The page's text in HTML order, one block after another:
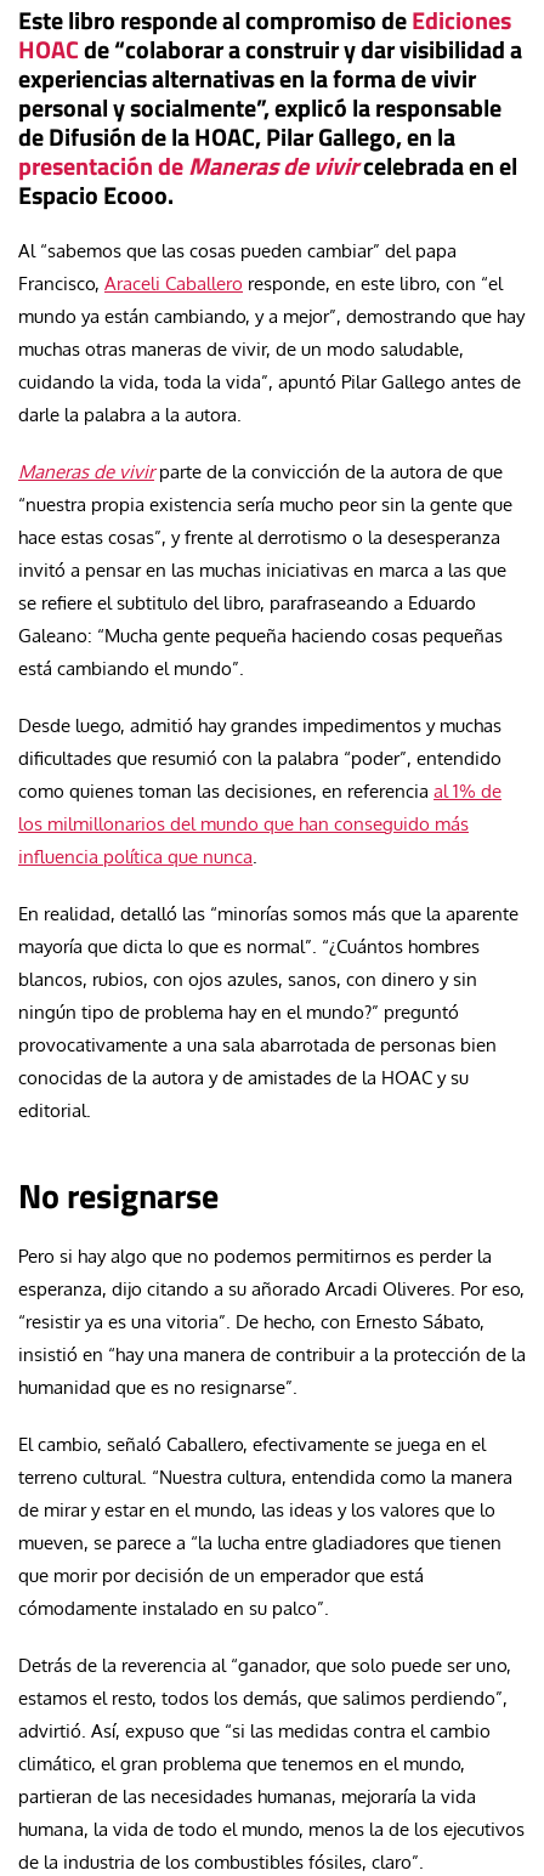
Este libro responde al compromiso deEdiciones
HOACde “colaborar a construir y dar visibilidad a
experiencias alternativas en la forma de vivir
personal y socialmente”, explicó la responsable
de Difusión de la HOAC, Pilar Gallego, en la
presentación deManeras de vivircelebrada en el
Espacio Ecooo.
Al “sabemos que las cosas pueden cambiar” del papa
Francisco, Araceli Caballero responde, en este libro, con “el
mundo ya están cambiando, y a mejor”, demostrando que hay
muchas otras maneras de vivir, de un modo saludable,
cuidando la vida, toda la vida”, apuntó Pilar Gallego antes de
darle la palabra a la autora.
Maneras de vivirparte de la convicción de la autora de que
“nuestra propia existencia sería mucho peor sin la gente que
hace estas cosas”, y frente al derrotismo o la desesperanza
invitó a pensar en las muchas iniciativas en marca a las que
se refiere el subtitulo del libro, parafraseando a Eduardo
Galeano: “Mucha gente pequeña haciendo cosas pequeñas
está cambiando el mundo”.
Desde luego, admitió hay grandes impedimentos y muchas
dificultades que resumió con la palabra “poder”, entendido
como quienes toman las decisiones, en referencia al 1% de
los milmillonarios del mundo que han conseguido más
influencia política que nunca.
En realidad, detalló las “minorías somos más que la aparente
mayoría que dicta lo que es normal”. “¿Cuántos hombres
blancos, rubios, con ojos azules, sanos, con dinero y sin
ningún tipo de problema hay en el mundo?” preguntó
provocativamente a una sala abarrotada de personas bien
conocidas de la autora y de amistades de la HOAC y su
editorial.
No resignarse
Pero si hay algo que no podemos permitirnos es perder la
esperanza, dijo citando a su añorado Arcadi Oliveres. Por eso,
“resistir ya es una vitoria”. De hecho, con Ernesto Sábato,
insistió en “hay una manera de contribuir a la protección de la
humanidad que es no resignarse”.
El cambio, señaló Caballero, efectivamente se juega en el
terreno cultural. “Nuestra cultura, entendida como la manera
de mirar y estar en el mundo, las ideas y los valores que lo
mueven, se parece a “la lucha entre gladiadores que tienen
que morir por decisión de un emperador que está
cómodamente instalado en su palco”.
Detrás de la reverencia al “ganador, que solo puede ser uno,
estamos el resto, todos los demás, que salimos perdiendo”,
advirtió. Así, expuso que “si las medidas contra el cambio
climático, el gran problema que tenemos en el mundo,
partieran de las necesidades humanas, mejoraría la vida
humana, la vida de todo el mundo, menos la de los ejecutivos
de la industria de los combustibles fósiles, claro”.